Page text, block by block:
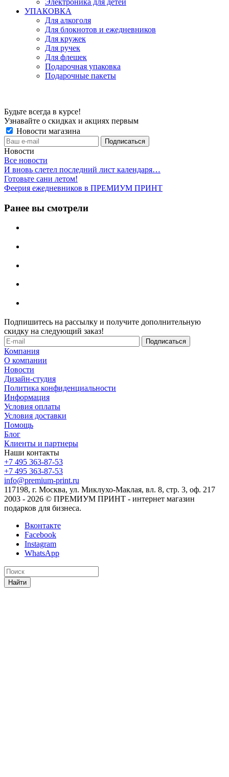
УПАКОВКА
Для алкоголя
Для блокнотов и ежедневников
Для кружек
Для ручек
Для флешек
Подарочная упаковка
Подарочные пакеты
Будьте всегда в курсе!
Узнавайте о скидках и акциях первым
Новости магазина
Новости
Все новости
И вновь слетел последний лист календаря…
Готовьте сани летом!
Феерия ежедневников в ПРЕМИУМ ПРИНТ
Ранее вы смотрели
Подпишитесь на рассылку и получите дополнительную
скидку на следующий заказ!
Компания
О компании
Новости
Дизайн-студия
Политика конфиденциальности
Информация
Условия оплаты
Условия доставки
Помощь
Блог
Клиенты и партнеры
Наши контакты
+7 495 363-87-53
+7 495 363-87-53
info@premium-print.ru
117198, г. Москва, ул. Миклухо-Маклая, вл. 8, стр. 3, оф. 217
2003 - 2026 © ПРЕМИУМ ПРИНТ - интернет магазин
подарков для бизнеса.
Вконтакте
Facebook
Instagram
WhatsApp
Найти